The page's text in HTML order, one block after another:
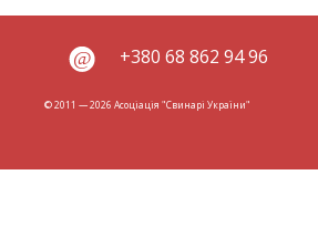
+380 68 862 94 96
© 2011 — 2026 Асоціація "Свинарі України"